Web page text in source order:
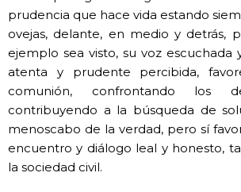
prudencia que hace vida estando
ovejas, delante, en medio y detrás,
ejemplo sea visto, su voz escuchada
atenta y prudente percibida,
comunión, confrontando los
contribuyendo a la búsqueda de
menoscabo de la verdad, pero sí
encuentro y diálogo leal y honesto,
la sociedad civil.